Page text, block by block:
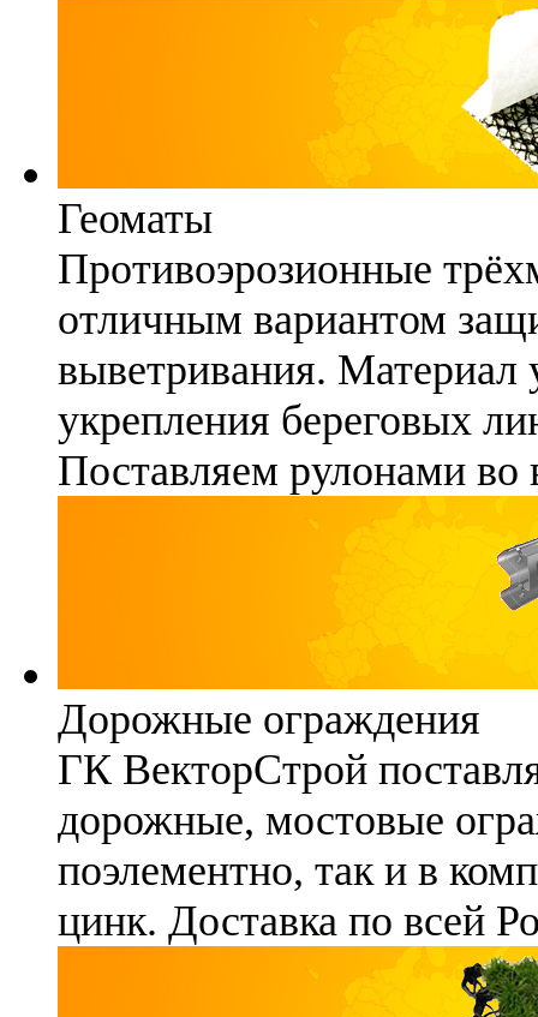
Геоматы
Противоэрозионные
отличным вариантом
выветривания. Материал
укрепления береговых
Поставляем рулонами
Дорожные ограждения
ГК ВекторСтрой
дорожные, мостовые
поэлементно, так и в
цинк. Доставка по всей